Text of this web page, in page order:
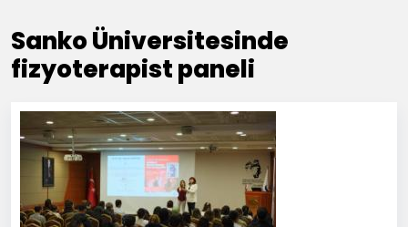
Sanko Üniversitesinde
fizyoterapist paneli